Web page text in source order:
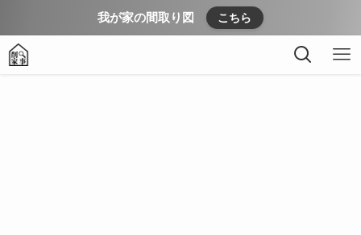
我が家の間取り図 こちら